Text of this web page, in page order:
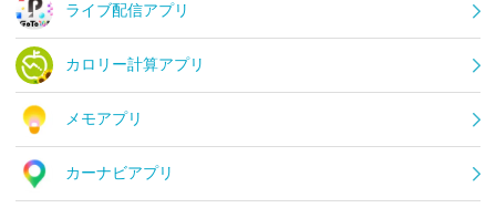
ライブ配信アプリ
カロリー計算アプリ
メモアプリ
カーナビアプリ